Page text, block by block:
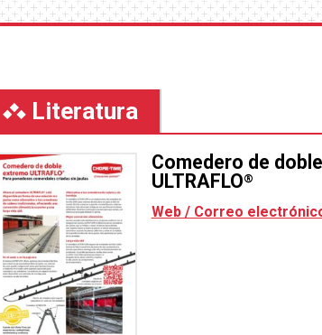
Literatura
Comedero de
ULTRAFLO®
Web / Correo